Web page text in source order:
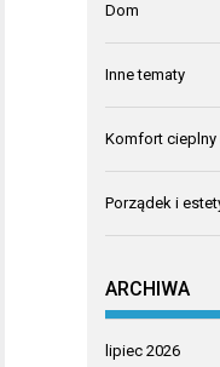
Dom
Inne tematy
Komfort cieplny
Porządek i
ARCHIWA
lipiec 2026